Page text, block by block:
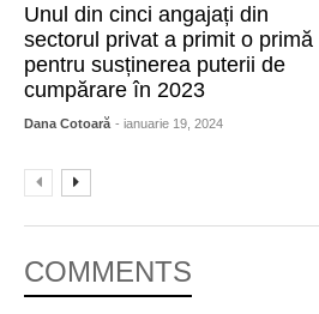
Unul din cinci angajați din
sectorul privat a primit o primă
pentru susținerea puterii de
cumpărare în 2023
Dana Cotoară - ianuarie 19, 2024
COMMENTS